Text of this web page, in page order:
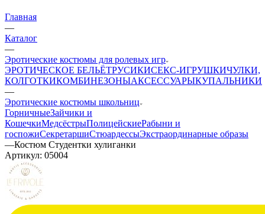
Главная
—
Каталог
—
Эротические костюмы для ролевых игр
ЭРОТИЧЕСКОЕ БЕЛЬЁТРУСИКИСЕКС-ИГРУШКИЧУЛКИ,
КОЛГОТКИКОМБИНЕЗОНЫАКСЕССУАРЫКУПАЛЬНИКИ
—
Эротические костюмы школьниц
ГорничныеЗайчики и
КошечкиМедсёстрыПолицейскиеРабыни и
госпожиСекретаршиСтюардессыЭкстраординарные образы
—Костюм Студентки хулиганки
Артикул: 05004